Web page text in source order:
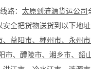
路： 太原到涟源货运公司
全把货物送货到以下地址
益阳市、郴州市、永州
市、醴陵市、湘乡市、韶